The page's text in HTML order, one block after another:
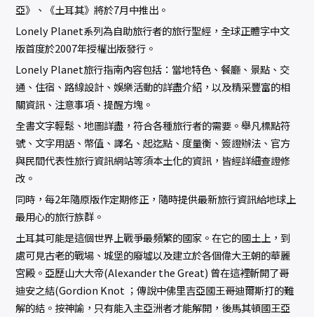
亞》、《土耳其》將於7月中推出。
Lonely Planet系列為自助旅行者的旅行聖經，全球正體字中文
版首度於2007年授權出版發行。
Lonely Planet旅行指南內容包括：當地特色、餐廳、景點、交
通、住宿、路線設計、娛樂活動的詳盡介紹，以及精采豐富的相
關資訊、注意事項、提醒方塊。
全書文字輕鬆、地圖詳盡，符合各種旅行者的需要。舉凡標點符
號、文字用語、幣值、譯名、起迄點、度量衡、簽證辦法、官方
與民間代表性旅行資訊網站等須本土化的資訊，皆經詳細查證修
改。
同時，每2年隨原版作定期修正，隨時提供最新旅行資訊給地球上
最用心的旅行族群。
土耳其可能是這個世界上戰爭最頻繁的國家。在它的國土上，到
處可見古老的戰場、城堡的廢墟以及建立於各個偉大王朝的華麗
宮殿。亞歷山大大帝(Alexander the Great) 曾在這裡斬開了哥
迪安之結(Gordion Knot ；傳說中佛里吉亞國王哥迪爾斯打的難
解的結。按神諭，只有能入主亞洲者才能解開，後馬其頓國王亞